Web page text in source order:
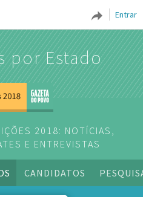
Entrar
por Estado
2018: NOTÍCIAS,
E ENTREVISTAS
CANDIDATOS